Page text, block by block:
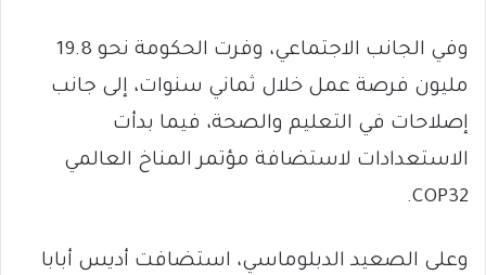
وفي الجانب الاجتماعي، وفرت الحكومة نحو 19.8
مليون فرصة عمل خلال ثماني سنوات، إلى جانب
إصلاحات في التعليم والصحة، فيما بدأت
الاستعدادات لاستضافة مؤتمر المناخ العالمي
COP32.
وعلى الصعيد الدبلوماسي، استضافت أديس أبابا